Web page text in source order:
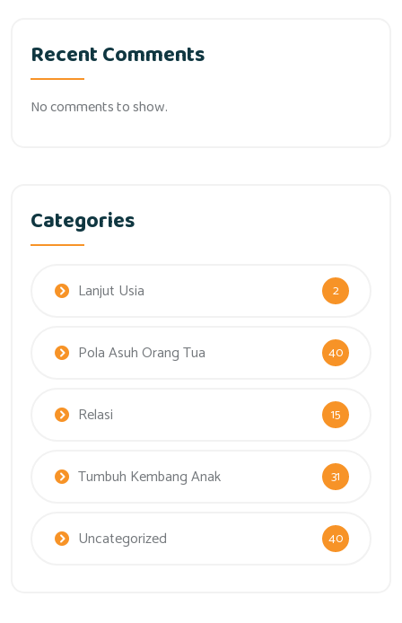
Recent Comments
No comments to show.
Categories
Lanjut Usia 2
Pola Asuh Orang Tua 40
Relasi 15
Tumbuh Kembang Anak 31
Uncategorized 40